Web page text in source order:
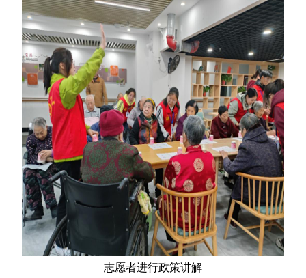
志愿者进行政策讲解